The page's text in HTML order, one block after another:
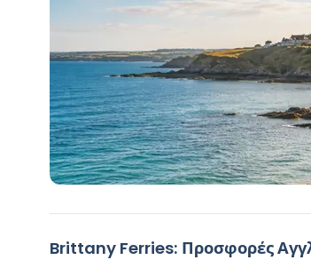
Brittany Ferries: Προσφορές